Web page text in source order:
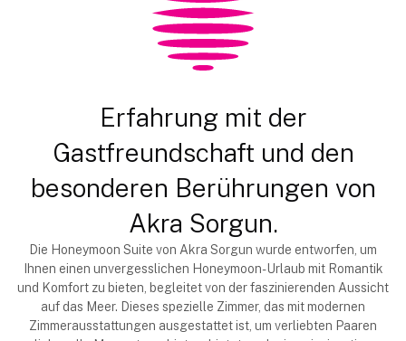
Erfahrung mit der
Gastfreundschaft und den
besonderen Berührungen von
Akra Sorgun.
Die Honeymoon Suite von Akra Sorgun wurde entworfen, um
Ihnen einen unvergesslichen Honeymoon-Urlaub mit Romantik
und Komfort zu bieten, begleitet von der faszinierenden Aussicht
auf das Meer. Dieses spezielle Zimmer, das mit modernen
Zimmerausstattungen ausgestattet ist, um verliebten Paaren